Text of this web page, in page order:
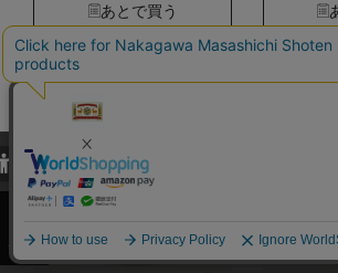
あとで買う
当サイトでは、当サイト内における閲覧履歴・属
び利便性向上のためにクッキー（Cookie）を使用
関しては「プライバシーポリシー
承諾する